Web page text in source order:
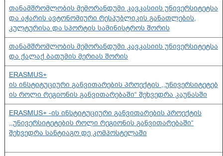
თანამშრომლობის მემორანდუმი კავკასიის უნივერსიტეტსა
და აჭარის ავტონომიური რესპუბლიკის განათლების,
კულტურისა და სპორტის სამინისტროს შორის
თანამშრომლობის მემორანდუმი კავკასიის უნივერსიტეტსა
და ქალაქ ბათუმის მერიას შორის
ERASMUS+
ის ინსტიტუციური განვითარების პროექტის ,,უნივერსიტეტებ
ის როლი რეგიონის განვითარებაში“ შეხვედრა კაუნასში
ERASMUS+ -ის ინსტიტუციური განვითარების პროექტის
,,უნივერსიტეტების როლი რეგიონის განვითარებაში“
შეხვედრა სანტიაგო დე კომპოსტელაში